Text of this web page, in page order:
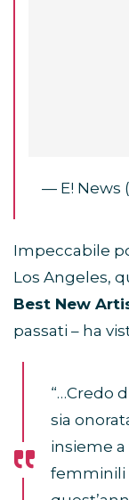
— E! News
Impeccabile
Los Angeles,
Best New
passati – ha
“…Credo
sia
insieme
femminili